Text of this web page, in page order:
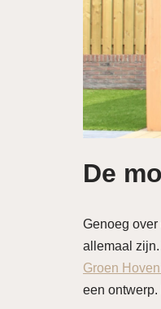
De
Genoeg
allemaal
Groen
een